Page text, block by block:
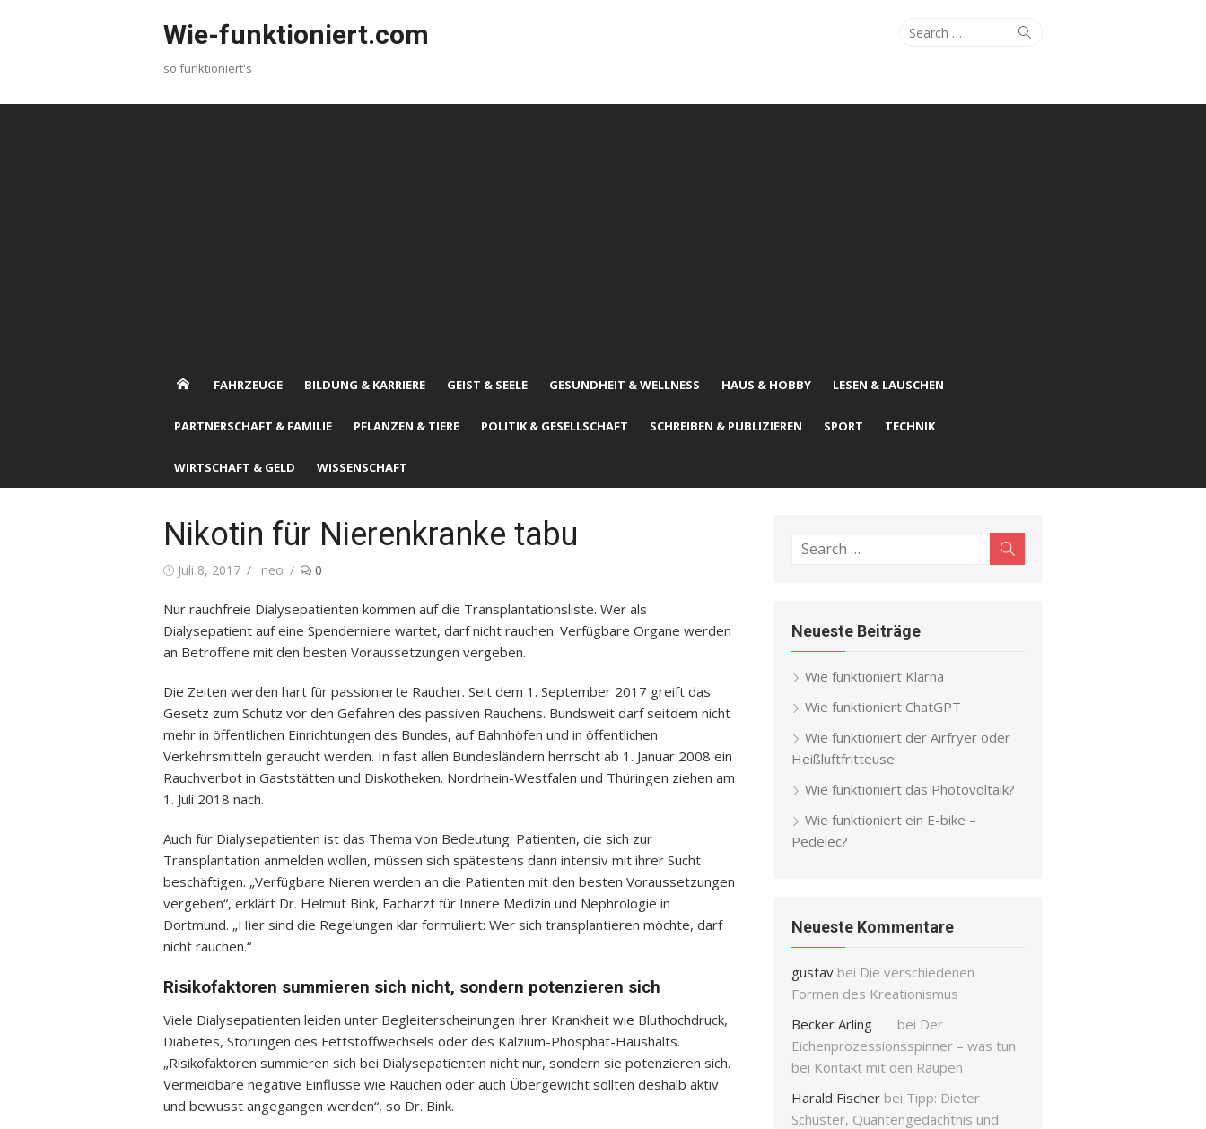
Wie-funktioniert.com
so funktioniert's
Search
Search
FAHRZEUGE BILDUNG & KARRIERE GEIST & SEELE GESUNDHEIT & WELLNESS HAUS & HOBBY LESEN & LAUSCHEN
PARTNERSCHAFT & FAMILIE PFLANZEN & TIERE POLITIK & GESELLSCHAFT SCHREIBEN & PUBLIZIEREN SPORT TECHNIK
WIRTSCHAFT & GELD WISSENSCHAFT
Nikotin für Nierenkranke tabu
Posted
Juli 8, 2017 Author
neo 0
Nur rauchfreie Dialysepatienten kommen auf die Transplantationsliste. Wer als
Dialysepatient auf eine Spenderniere wartet, darf nicht rauchen. Verfügbare Organe werden
an Betroffene mit den besten Voraussetzungen vergeben.
Die Zeiten werden hart für passionierte Raucher. Seit dem 1. September 2017 greift das
Gesetz zum Schutz vor den Gefahren des passiven Rauchens. Bundsweit darf seitdem nicht
mehr in öffentlichen Einrichtungen des Bundes, auf Bahnhöfen und in öffentlichen
Verkehrsmitteln geraucht werden. In fast allen Bundesländern herrscht ab 1. Januar 2008 ein
Rauchverbot in Gaststätten und Diskotheken. Nordrhein-Westfalen und Thüringen ziehen am
1. Juli 2018 nach.
Auch für Dialysepatienten ist das Thema von Bedeutung. Patienten, die sich zur
Transplantation anmelden wollen, müssen sich spätestens dann intensiv mit ihrer Sucht
beschäftigen. „Verfügbare Nieren werden an die Patienten mit den besten Voraussetzungen
vergeben“, erklärt Dr. Helmut Bink, Facharzt für Innere Medizin und Nephrologie in
Dortmund. „Hier sind die Regelungen klar formuliert: Wer sich transplantieren möchte, darf
nicht rauchen.“
Risikofaktoren summieren sich nicht, sondern potenzieren sich
Viele Dialysepatienten leiden unter Begleiterscheinungen ihrer Krankheit wie Bluthochdruck,
Diabetes, Störungen des Fettstoffwechsels oder des Kalzium-Phosphat-Haushalts.
„Risikofaktoren summieren sich bei Dialysepatienten nicht nur, sondern sie potenzieren sich.
Vermeidbare negative Einflüsse wie Rauchen oder auch Übergewicht sollten deshalb aktiv
und bewusst angegangen werden“, so Dr. Bink.
Search
Neueste Beiträge
Wie funktioniert Klarna
Wie funktioniert ChatGPT
Wie funktioniert der Airfryer oder
Heißluftfritteuse
Wie funktioniert das Photovoltaik?
Wie funktioniert ein E-bike –
Pedelec?
Neueste Kommentare
gustav bei Die verschiedenen
Formen des Kreationismus
Becker Arling
bei Der
Eichenprozessionsspinner – was tun
bei Kontakt mit den Raupen
Harald Fischer bei Tipp: Dieter
Schuster, Quantengedächtnis und